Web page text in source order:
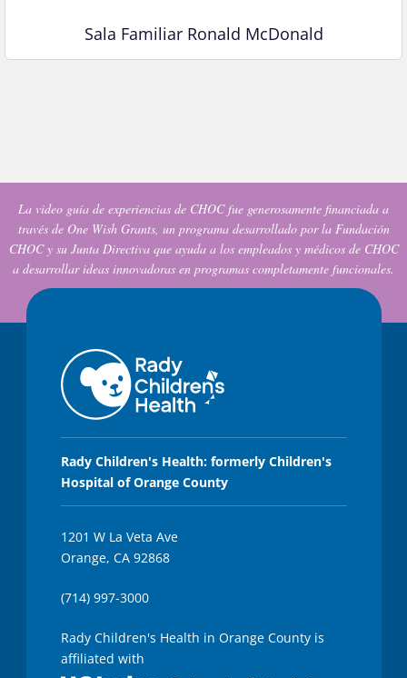
Sala Familiar Ronald McDonald
La video guía de experiencias de CHOC fue generosamente financiada a
través de One Wish Grants, un programa desarrollado por la Fundación
CHOC y su Junta Directiva que ayuda a los empleados y médicos de CHOC
a desarrollar ideas innovadoras en programas completamente funcionales.
Rady Children's Health: formerly Children's
Hospital of Orange County
1201 W La Veta Ave
Orange, CA 92868
(714) 997-3000
Rady Children's Health in Orange County is
affiliated with